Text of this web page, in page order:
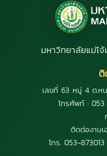
มหาวิทยาลัยแม่โ
ติ
เลขที่ 63 หมู่ 4 ต.ห
โทรศัพท์ : 053
ติดต่องาน
โทร. 053-